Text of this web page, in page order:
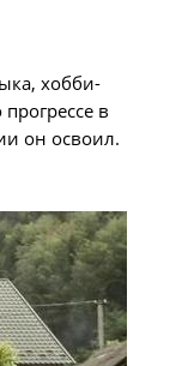
хобби-
в
он освоил.